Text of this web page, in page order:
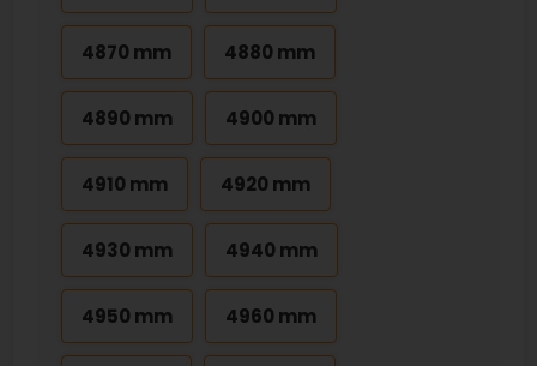
4870 mm 4880 mm
4890 mm 4900 mm
4910 mm 4920 mm
4930 mm 4940 mm
4950 mm 4960 mm